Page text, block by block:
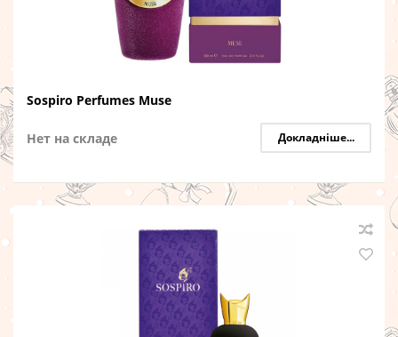
Sospiro Perfumes Muse
Нет на складе Докладніше...